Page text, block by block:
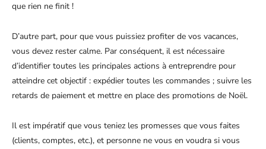
que rien ne finit !
D’autre part, pour que vous puissiez profiter de vos vacances,
vous devez rester calme. Par conséquent, il est nécessaire
d’identifier toutes les principales actions à entreprendre pour
atteindre cet objectif : expédier toutes les commandes ; suivre les
retards de paiement et mettre en place des promotions de Noël.
Il est impératif que vous teniez les promesses que vous faites
(clients, comptes, etc.), et personne ne vous en voudra si vous